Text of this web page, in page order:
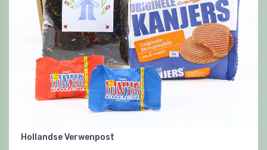
Hollandse Verwenpost